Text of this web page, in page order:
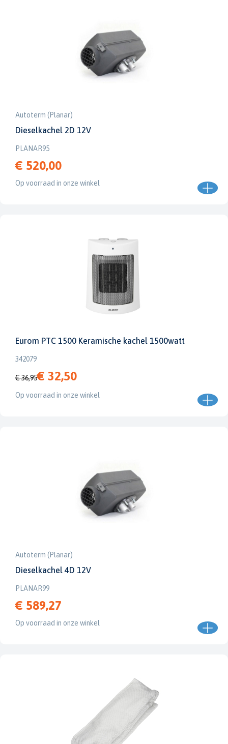
Autoterm (Planar)
Dieselkachel 2D 12V
PLANAR95
€ 520,00
Op voorraad in onze winkel
Eurom PTC 1500 Keramische kachel 1500watt
342079
€ 36,95€ 32,50
Op voorraad in onze winkel
Autoterm (Planar)
Dieselkachel 4D 12V
PLANAR99
€ 589,27
Op voorraad in onze winkel